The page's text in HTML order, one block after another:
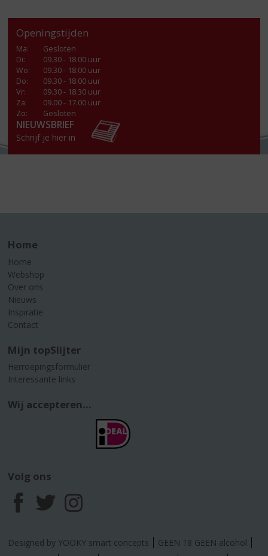
Openingstijden
Ma:
Gesloten
Di:
09.30 - 18.00 uur
Wo:
09.30 - 18.00 uur
Do:
09.30 - 18.00 uur
Vr:
09.30 - 18.30 uur
Za:
09.00 - 17.00 uur
Zo:
Gesloten
NIEUWSBRIEF
Schrijf je hier in
Home
Home
Webshop
Over ons
Nieuws
Inspiratie
Contact
Mijn topSlijter
Herroepingsformulier
Interessante links
Wij accepteren...
Volg ons
F
a
T
w
I
n
Designed by YOOKY smart concepts
GEEN 18 GEEN alcohol